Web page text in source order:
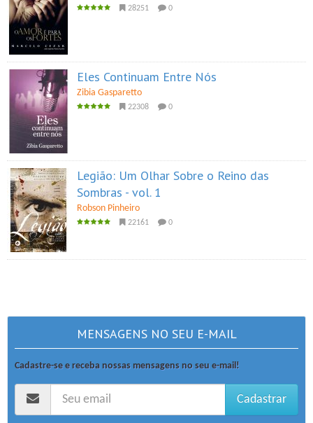
28251 0
Eles Continuam Entre Nós
Zibia Gasparetto
22308 0
Legião: Um Olhar Sobre o Reino das
Sombras - vol. 1
Robson Pinheiro
22161 0
MENSAGENS NO SEU E-MAIL
Cadastre-se e receba nossas mensagens no seu e-mail!
Cadastrar